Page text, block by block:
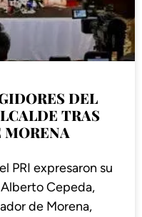
DEL
TRAS
MORENA
PRI expresaron su
Cepeda,
de Morena,